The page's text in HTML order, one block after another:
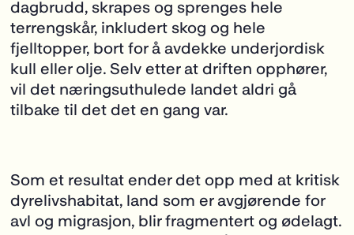
dagbrudd, skrapes og sprenges hele
terrengskår, inkludert skog og hele
fjelltopper, bort for å avdekke underjordisk
kull eller olje. Selv etter at driften opphører,
vil det næringsuthulede landet aldri gå
tilbake til det det en gang var.
Som et resultat ender det opp med at kritisk
dyrelivshabitat, land som er avgjørende for
avl og migrasjon, blir fragmentert og ødelagt.